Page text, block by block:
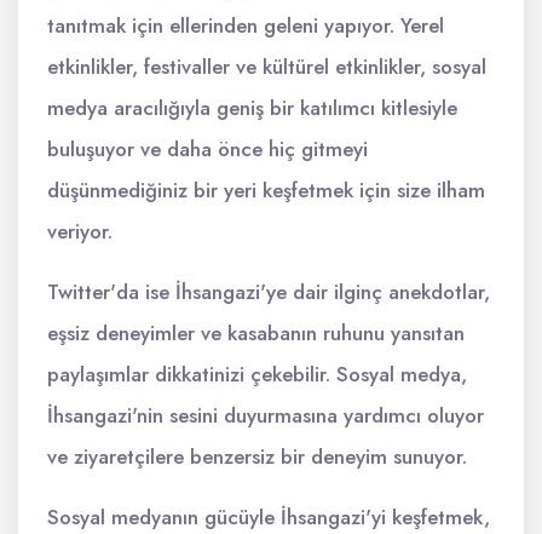
tanıtmak için ellerinden geleni yapıyor. Yerel
etkinlikler, festivaller ve kültürel etkinlikler, sosyal
medya aracılığıyla geniş bir katılımcı kitlesiyle
buluşuyor ve daha önce hiç gitmeyi
düşünmediğiniz bir yeri keşfetmek için size ilham
veriyor.
Twitter'da ise İhsangazi'ye dair ilginç anekdotlar,
eşsiz deneyimler ve kasabanın ruhunu yansıtan
paylaşımlar dikkatinizi çekebilir. Sosyal medya,
İhsangazi'nin sesini duyurmasına yardımcı oluyor
ve ziyaretçilere benzersiz bir deneyim sunuyor.
Sosyal medyanın gücüyle İhsangazi'yi keşfetmek,